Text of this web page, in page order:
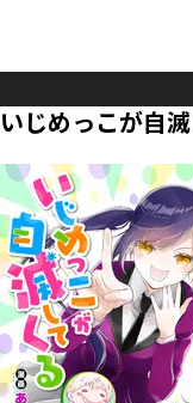
いじめっこが自